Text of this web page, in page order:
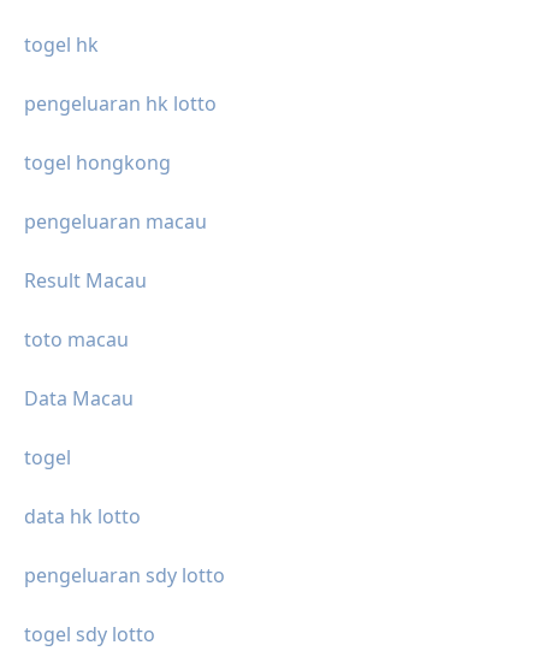
togel hk
pengeluaran hk lotto
togel hongkong
pengeluaran macau
Result Macau
toto macau
Data Macau
togel
data hk lotto
pengeluaran sdy lotto
togel sdy lotto